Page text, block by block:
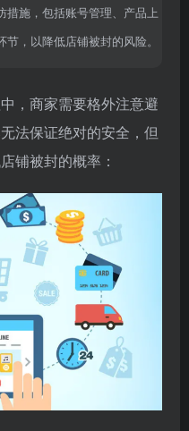
措施，包括账号管理、产品上
，以降低店铺被封的风险。
，商家需要格外注意避
法保证绝对的安全，但
铺被封的概率：